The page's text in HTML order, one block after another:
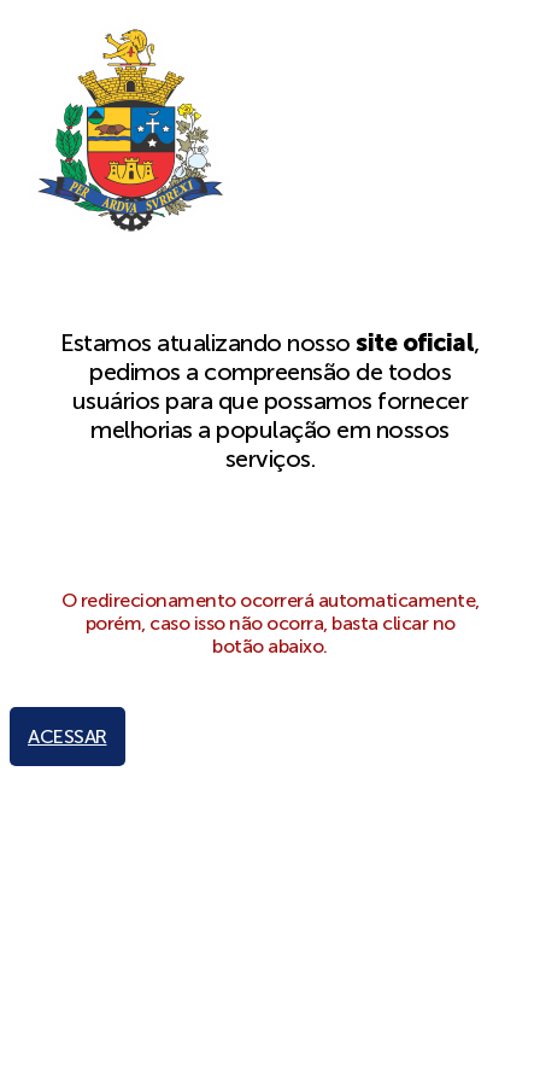
Estamos atualizando nossosite oficial,
pedimos a compreensão de todos
usuários para que possamos fornecer
melhorias a população em nossos
serviços.
O redirecionamento ocorrerá automaticamente,
porém, caso isso não ocorra, basta clicar no
botão abaixo.
ACESSAR